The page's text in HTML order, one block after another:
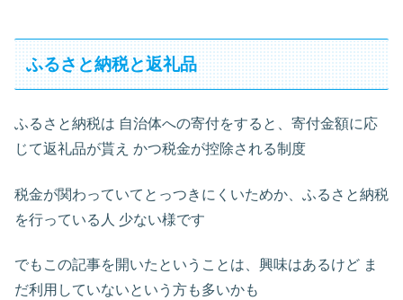
ふるさと納税と返礼品
ふるさと納税は 自治体への寄付をすると、寄付金額に応
じて返礼品が貰え かつ税金が控除される制度
税金が関わっていてとっつきにくいためか、ふるさと納税
を行っている人 少ない様です
でもこの記事を開いたということは、興味はあるけど ま
だ利用していないという方も多いかも